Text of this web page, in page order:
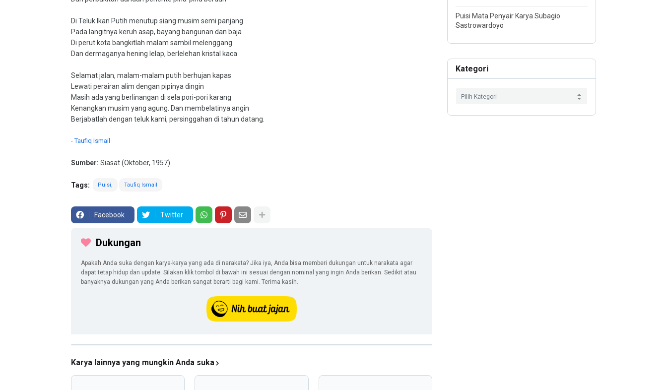
Di Teluk Ikan Putih menutup siang musim semi panjang
Pada langitnya keruh asap, bayang bangunan dan baja
Di perut kota bangkitlah malam sambil melenggang
Dan dermaganya hening lelap, berlelehan kristal kaca
Selamat jalan, malam-malam putih berhujan kapas
Lewati perairan alim dengan pipinya dingin
Masih ada yang berlinangan di sela pori-pori karang
Kenangkan musim yang agung. Dan membelatinya angin
Berjabatlah dengan teluk kami, persinggahan di tahun datang.
-Taufiq Ismail
Sumber: Siasat (Oktober, 1957).
Tags: Puisi Taufiq Ismail
Facebook Twitter
Dukungan
Apakah Anda suka dengan karya-karya yang ada di narakata? Jika iya, Anda bisa memberi dukungan untuk narakata agar
dapat tetap hidup dan update. Silakan klik tombol di bawah ini sesuai dengan nominal yang ingin Anda berikan. Sedikit atau
banyaknya dukungan yang Anda berikan sangat berarti bagi kami. Terima kasih.
Karya lainnya yang mungkin Anda suka
Puisi Mata Penyair Karya Subagio
Sastrowardoyo
Kategori